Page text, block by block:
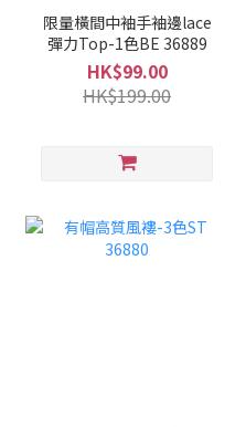
限量橫間中袖手袖邊lace
彈力Top-1色BE 36889
HK$99.00
HK$199.00